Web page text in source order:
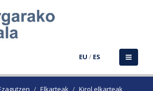
EU / ES
Elkarteak Kirol elkarteak